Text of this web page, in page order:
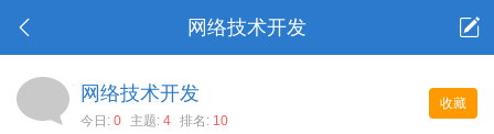
网络技术开发
收藏
网络技术开发
今日: 0 主题: 4 排名: 10